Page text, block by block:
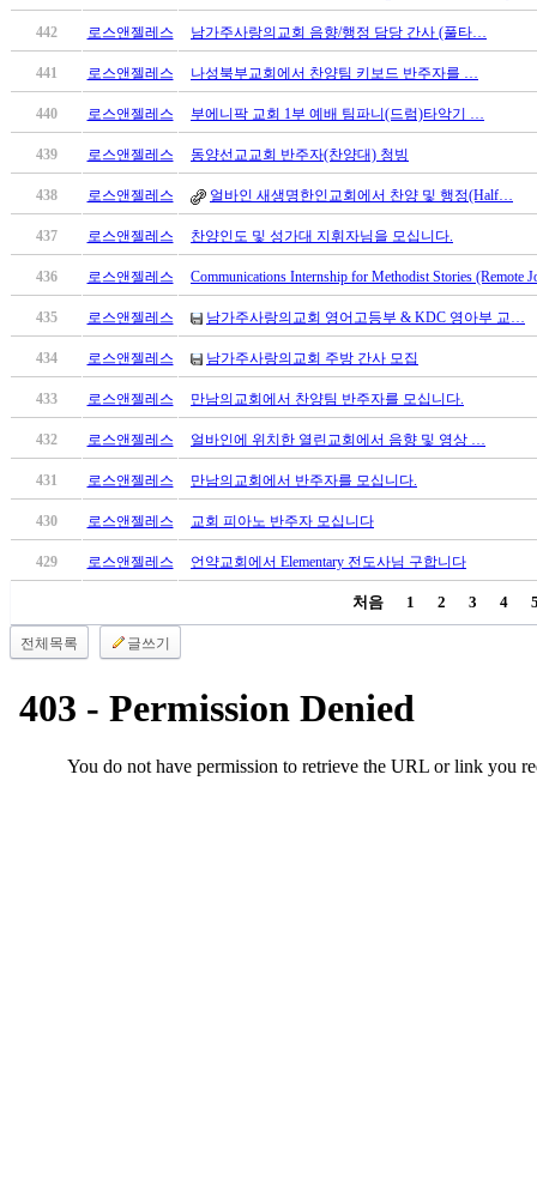
기
기
후
비
터
끼
프
기
약
국
국
442 로스앤젤레스 남가주사랑의교회 음향/행정 담당 간사 (풀타…
441 로스앤젤레스 나성북부교회에서 찬양팀 키보드 반주자를 …
440 로스앤젤레스 부에니팍 교회 1부 예배 팀파니(드럼)타악기 …
439 로스앤젤레스 동양선교교회 반주자(찬양대) 청빙
438 로스앤젤레스 얼바인 새생명한인교회에서 찬양 및 행정(Half…
437 로스앤젤레스 찬양인도 및 성가대 지휘자님을 모십니다.
436 로스앤젤레스 Communications Internship for Methodist Stories (Remote
435 로스앤젤레스 남가주사랑의교회 영어고등부 & KDC 영아부 교…
434 로스앤젤레스 남가주사랑의교회 주방 간사 모집
433 로스앤젤레스 만남의교회에서 찬양팀 반주자를 모십니다.
432 로스앤젤레스 얼바인에 위치한 열린교회에서 음향 및 영상 …
431 로스앤젤레스 만남의교회에서 반주자를 모십니다.
430 로스앤젤레스 교회 피아노 반주자 모십니다
429 로스앤젤레스 언약교회에서 Elementary 전도사님 구합니다
처음 1 2 3 4
전체목록 글쓰기